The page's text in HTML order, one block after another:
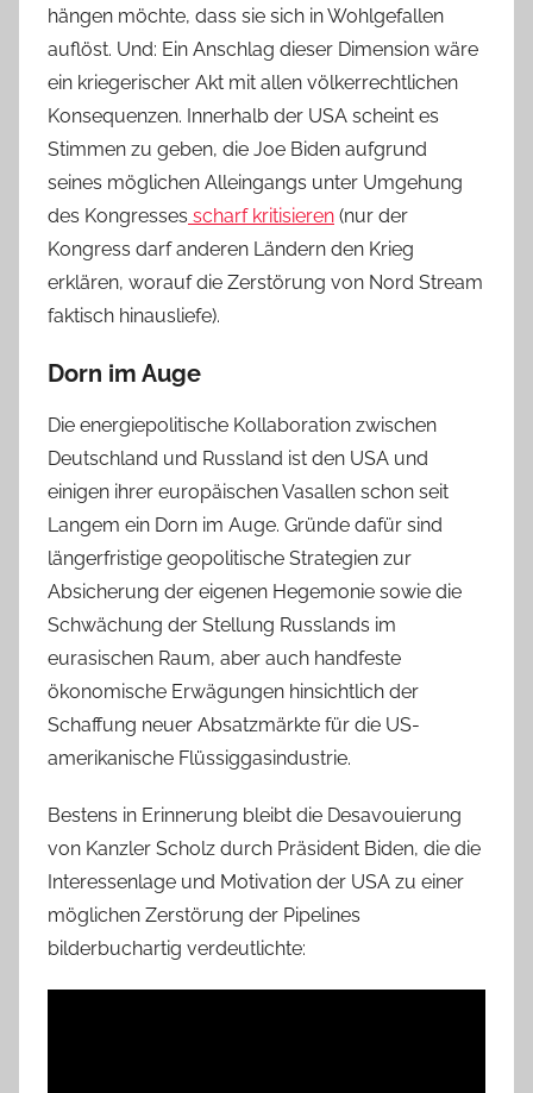
hängen möchte, dass sie sich in Wohlgefallen
auflöst. Und: Ein Anschlag dieser Dimension wäre
ein kriegerischer Akt mit allen völkerrechtlichen
Konsequenzen. Innerhalb der USA scheint es
Stimmen zu geben, die Joe Biden aufgrund
seines möglichen Alleingangs unter Umgehung
des Kongresses scharf kritisieren (nur der
Kongress darf anderen Ländern den Krieg
erklären, worauf die Zerstörung von Nord Stream
faktisch hinausliefe).
Dorn im Auge
Die energiepolitische Kollaboration zwischen
Deutschland und Russland ist den USA und
einigen ihrer europäischen Vasallen schon seit
Langem ein Dorn im Auge. Gründe dafür sind
längerfristige geopolitische Strategien zur
Absicherung der eigenen Hegemonie sowie die
Schwächung der Stellung Russlands im
eurasischen Raum, aber auch handfeste
ökonomische Erwägungen hinsichtlich der
Schaffung neuer Absatzmärkte für die US-
amerikanische Flüssiggasindustrie.
Bestens in Erinnerung bleibt die Desavouierung
von Kanzler Scholz durch Präsident Biden, die die
Interessenlage und Motivation der USA zu einer
möglichen Zerstörung der Pipelines
bilderbuchartig verdeutlichte: